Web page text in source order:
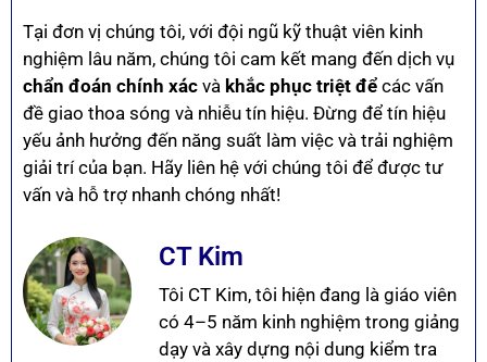
Tại đơn vị chúng tôi, với đội ngũ kỹ thuật viên kinh
nghiệm lâu năm, chúng tôi cam kết mang đến dịch vụ
chẩn đoán chính xác và khắc phục triệt để các vấn
đề giao thoa sóng và nhiễu tín hiệu. Đừng để tín hiệu
yếu ảnh hưởng đến năng suất làm việc và trải nghiệm
giải trí của bạn. Hãy liên hệ với chúng tôi để được tư
vấn và hỗ trợ nhanh chóng nhất!
CT Kim
Tôi CT Kim, tôi hiện đang là giáo viên
có 4–5 năm kinh nghiệm trong giảng
dạy và xây dựng nội dung kiểm tra